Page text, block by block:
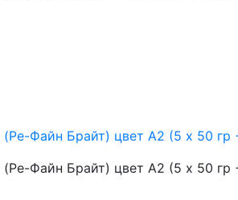
(Ре-Файн Брайт) цвет A2 (5 х 50
(Ре-Файн Брайт) цвет A2 (5 х 50